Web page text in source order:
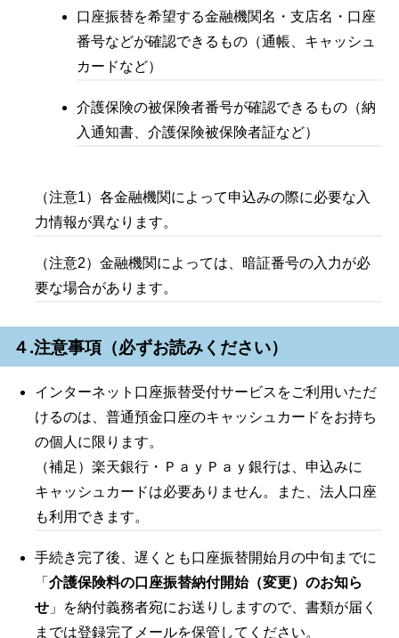
口座振替を希望する金融機関名・支店名・口座
番号などが確認できるもの（通帳、キャッシュ
カードなど）
介護保険の被保険者番号が確認できるもの（納
入通知書、介護保険被保険者証など）
（注意1）各金融機関によって申込みの際に必要な入
力情報が異なります。
（注意2）金融機関によっては、暗証番号の入力が必
要な場合があります。
４.注意事項（必ずお読みください）
インターネット口座振替受付サービスをご利用いただ
けるのは、普通預金口座のキャッシュカードをお持ち
の個人に限ります。
（補足）楽天銀行・ＰａｙＰａｙ銀行は、申込みに
キャッシュカードは必要ありません。また、法人口座
も利用できます。
手続き完了後、遅くとも口座振替開始月の中旬までに
「介護保険料の口座振替納付開始（変更）のお知ら
せ 」を納付義務者宛にお送りしますので、書類が届く
までは登録完了メールを保管してください。